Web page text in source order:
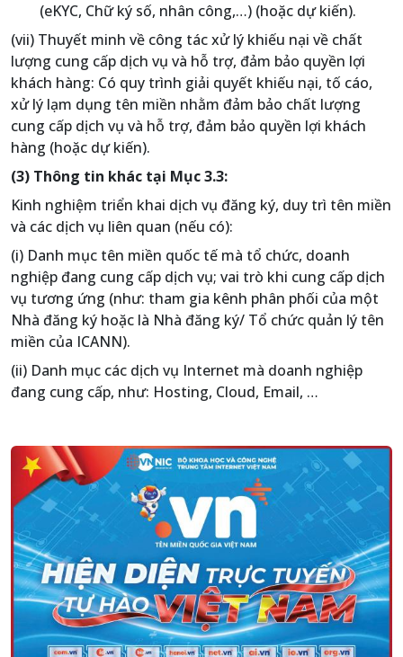
(eKYC, Chữ ký số, nhân công,…) (hoặc dự kiến).
(vii) Thuyết minh về công tác xử lý khiếu nại về chất
lượng cung cấp dịch vụ và hỗ trợ, đảm bảo quyền lợi
khách hàng: Có quy trình giải quyết khiếu nại, tố cáo,
xử lý lạm dụng tên miền nhằm đảm bảo chất lượng
cung cấp dịch vụ và hỗ trợ, đảm bảo quyền lợi khách
hàng (hoặc dự kiến).
(3) Thông tin khác tại Mục 3.3:
Kinh nghiệm triển khai dịch vụ đăng ký, duy trì tên miền
và các dịch vụ liên quan (nếu có):
(i) Danh mục tên miền quốc tế mà tổ chức, doanh
nghiệp đang cung cấp dịch vụ; vai trò khi cung cấp dịch
vụ tương ứng (như: tham gia kênh phân phối của một
Nhà đăng ký hoặc là Nhà đăng ký/ Tổ chức quản lý tên
miền của ICANN).
(ii) Danh mục các dịch vụ Internet mà doanh nghiệp
đang cung cấp, như: Hosting, Cloud, Email, …